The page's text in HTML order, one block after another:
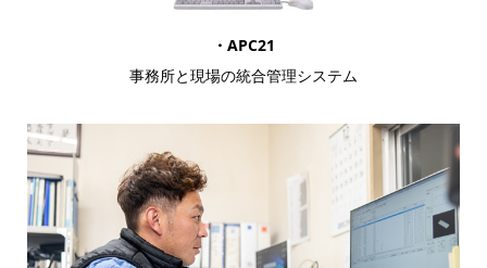
・APC21
事務所と現場の統合管理システム